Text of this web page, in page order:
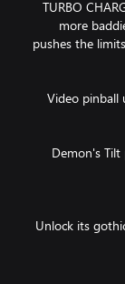
TURBO
more
pushes the
Video pinball
Demon's
Unlock its